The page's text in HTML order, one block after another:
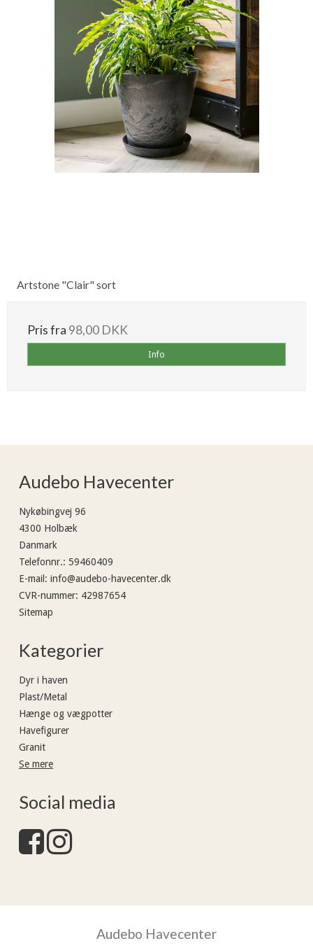
Artstone "Clair" sort
Pris fra 98,00 DKK
Info
Audebo Havecenter
Nykøbingvej 96
4300 Holbæk
Danmark
Telefonnr.: 59460409
E-mail : info@audebo-havecenter.dk
CVR-nummer: 42987654
Sitemap
Kategorier
Dyr i haven
Plast/Metal
Hænge og vægpotter
Havefigurer
Granit
Se mere
Social media
Audebo Havecenter